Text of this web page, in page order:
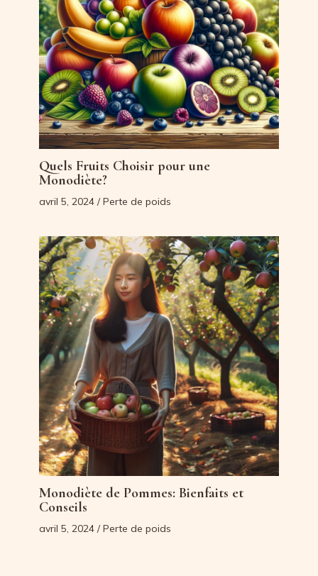
Quels Fruits Choisir pour une
Monodiète?
avril 5, 2024 /Perte de poids
Monodiète de Pommes: Bienfaits et
Conseils
avril 5, 2024 /Perte de poids